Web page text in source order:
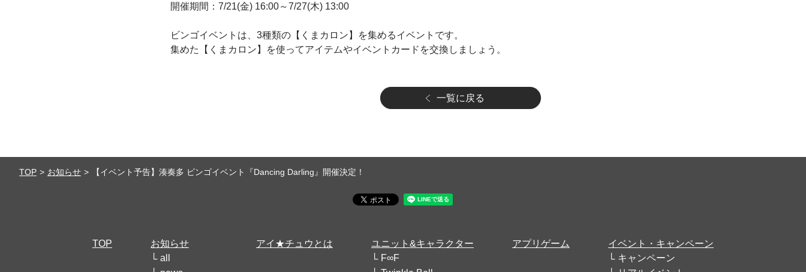
開催期間：7/21(金) 16:00～7/27(木) 13:00
ビンゴイベントは、3種類の【くまカロン】を集めるイベントです。
集めた【くまカロン】を使ってアイテムやイベントカードを交換しましょう。
一覧に戻る
TOP お知らせ 【イベント予告】湊奏多 ビンゴイベント『Dancing Darling』開催決定！
TOP
お知らせ
all
アイ★チュウとは
ユニット&キャラクター
F∞F
アプリゲーム
イベント・キャンペーン
キャンペーン